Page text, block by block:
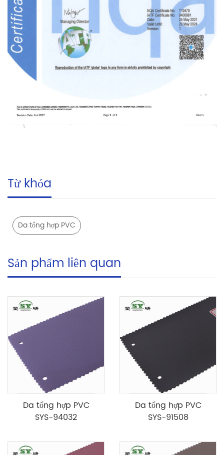
Từ khóa
Da tổng hợp PVC
Sản phẩm liên quan
Da tổng hợp PVC
SYS-94032
Da tổng hợp PVC
SYS-91508